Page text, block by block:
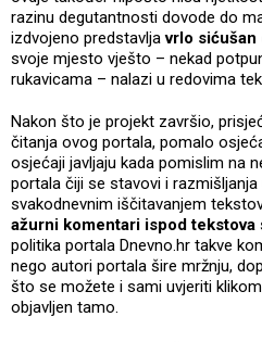
razinu degutantnosti dovode do
izdvojeno predstavljavrlo sićušan
svoje mjesto vješto – nekad
rukavicama – nalazi u redovima
Nakon što je projekt završio,
čitanja ovog portala, pomalo
osjećaji javljaju kada pomislim na
portala čiji se stavovi i razmišljanja
svakodnevnim iščitavanjem
ažurni komentari ispod tekstova
politika portala Dnevno.hr takve
nego autori portala šire mržnju,
što se možete i sami uvjeriti
objavljen tamo.